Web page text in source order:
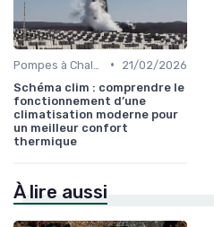
•
21/02/2026
Schéma clim : comprendre le
fonctionnement d’une
climatisation moderne pour
un meilleur confort
thermique
À lire aussi